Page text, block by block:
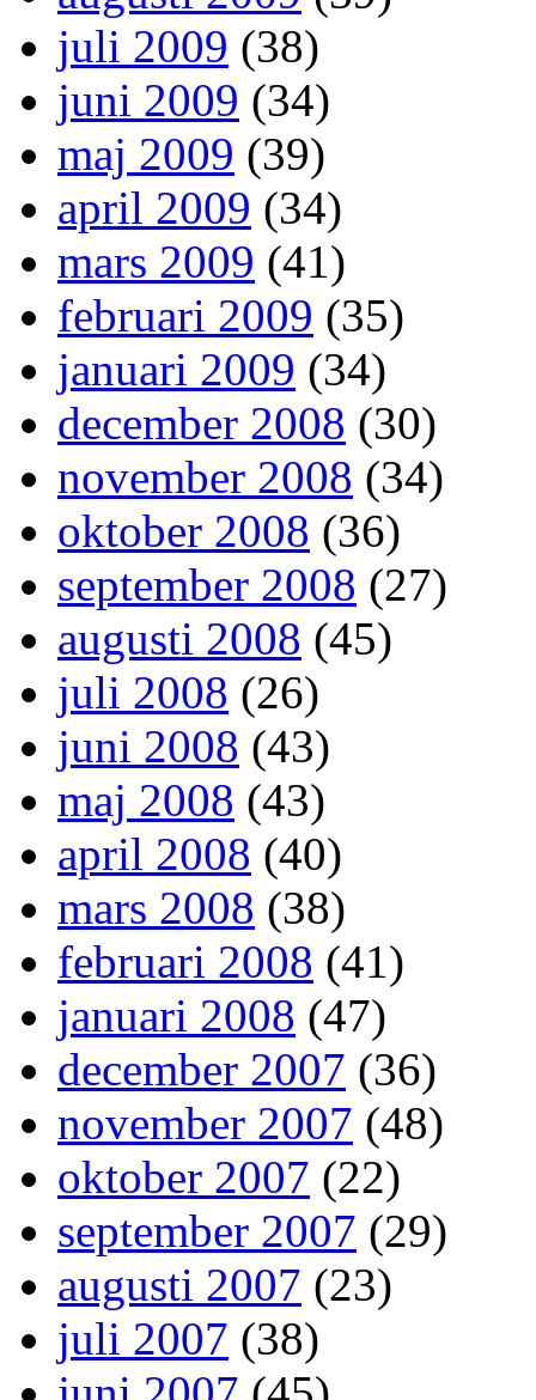
juli 2009 (38)
juni 2009 (34)
maj 2009 (39)
april 2009 (34)
mars 2009 (41)
februari 2009 (35)
januari 2009 (34)
december 2008 (30)
november 2008 (34)
oktober 2008 (36)
september 2008 (27)
augusti 2008 (45)
juli 2008 (26)
juni 2008 (43)
maj 2008 (43)
april 2008 (40)
mars 2008 (38)
februari 2008 (41)
januari 2008 (47)
december 2007 (36)
november 2007 (48)
oktober 2007 (22)
september 2007 (29)
augusti 2007 (23)
juli 2007 (38)